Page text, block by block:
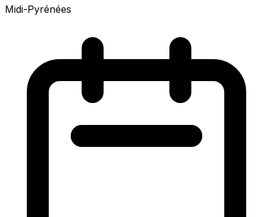
Midi-Pyrénées